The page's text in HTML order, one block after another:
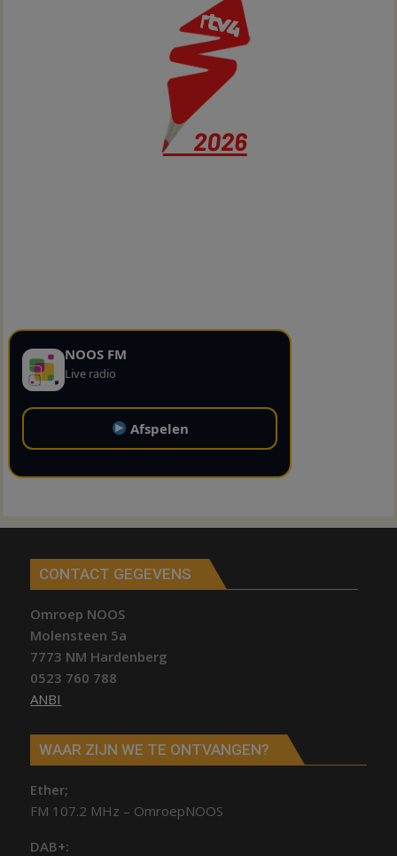
NOOS FM
Live radio
Afspelen
CONTACT GEGEVENS
Omroep NOOS
Molensteen 5a
7773 NM Hardenberg
0523 760 788
ANBI
WAAR ZIJN WE TE ONTVANGEN?
Ether;
FM 107.2 MHz – OmroepNOOS
DAB+: